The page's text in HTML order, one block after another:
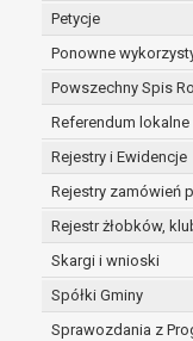
Petycje
Ponowne
Powszechny Spis
Referendum lokalne
Rejestry i Ewidencje
Rejestry zamówień
Rejestr żłobków,
Skargi i wnioski
Spółki Gminy
Sprawozdania z
w